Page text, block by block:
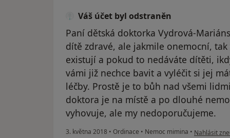
Váš účet byl odstraněn
Paní dětská doktorka Vydrová-
dítě zdravé, ale jakmile onemocní, tak
existují a pokud to nedáváte dítěti,
vámi již nechce bavit a vyléčit si jej
léčby. Prostě je to bůh nad všemi
doktora je na místě a po dlouhé
vyhovuje, ale my nedoporučujeme.
3. května 2018 • Ordinace • Nemoc mimina • podle
Nahlásit